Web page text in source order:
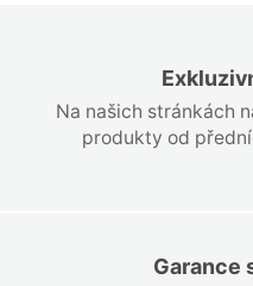
Na našich stránkách
produkty od
Garance